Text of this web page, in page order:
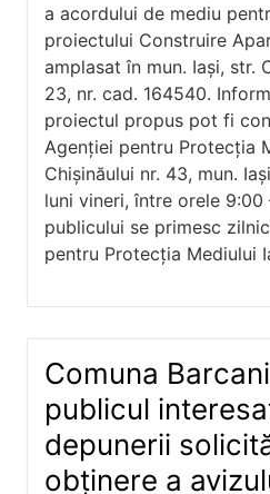
a acordului de mediu
proiectului Construire
amplasat în mun. Iași, str.
23, nr. cad. 164540.
proiectul propus pot fi
Agenției pentru Protecția
Chișinăului nr. 43, mun.
luni vineri, între orele 9:00
publicului se primesc
pentru Protecția Mediului
Comuna
publicul
depunerii
obținere a